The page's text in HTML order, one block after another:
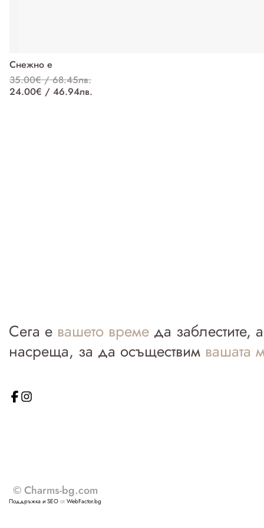
Снежно е
35.00€ / 68.45лв.
24.00€ / 46.94лв.
Сега е вашето време да заблестите,
насреща, за да осъществим вашата
© Charms-bg.com
Поддръжка и SEO от WebFactor.bg